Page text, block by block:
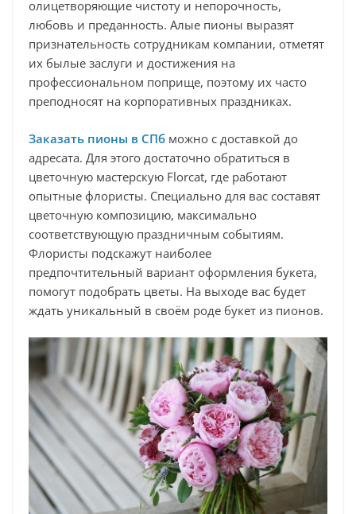
олицетворяющие чистоту и непорочность,
любовь и преданность. Алые пионы выразят
признательность сотрудникам компании, отметят
их былые заслуги и достижения на
профессиональном поприще, поэтому их часто
преподносят на корпоративных праздниках.
Заказать пионы в СПб можно с доставкой до
адресата. Для этого достаточно обратиться в
цветочную мастерскую Florcat, где работают
опытные флористы. Специально для вас составят
цветочную композицию, максимально
соответствующую праздничным событиям.
Флористы подскажут наиболее
предпочтительный вариант оформления букета,
помогут подобрать цветы. На выходе вас будет
ждать уникальный в своём роде букет из пионов.